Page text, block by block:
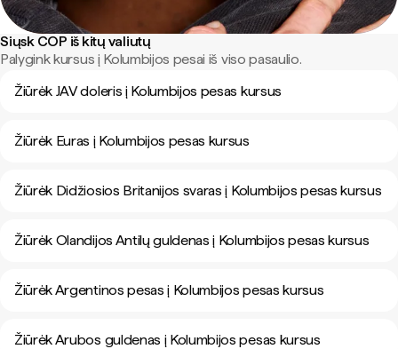
Siųsk COP iš kitų valiutų
Palygink kursus į Kolumbijos pesai iš viso pasaulio.
Žiūrėk JAV doleris į Kolumbijos pesas kursus
Žiūrėk Euras į Kolumbijos pesas kursus
Žiūrėk Didžiosios Britanijos svaras į Kolumbijos pesas kursus
Žiūrėk Olandijos Antilų guldenas į Kolumbijos pesas kursus
Žiūrėk Argentinos pesas į Kolumbijos pesas kursus
Žiūrėk Arubos guldenas į Kolumbijos pesas kursus